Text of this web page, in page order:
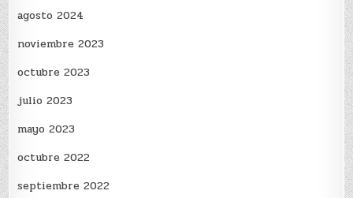
agosto 2024
noviembre 2023
octubre 2023
julio 2023
mayo 2023
octubre 2022
septiembre 2022